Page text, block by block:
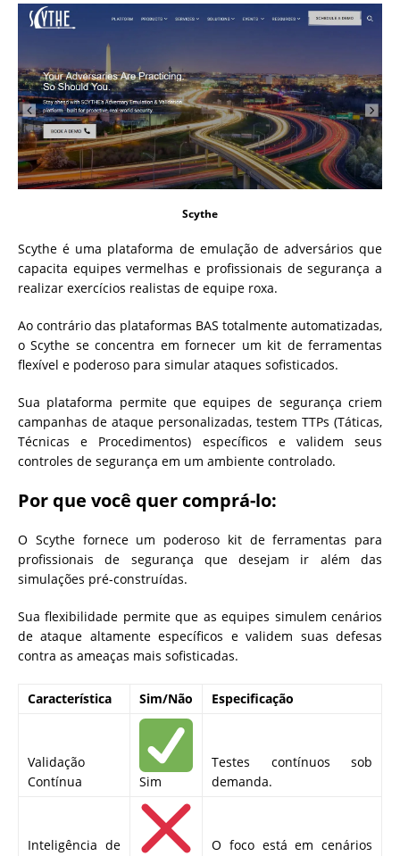
Scythe
Scythe é uma plataforma de emulação de adversários que
capacita equipes vermelhas e profissionais de segurança a
realizar exercícios realistas de equipe roxa.
Ao contrário das plataformas BAS totalmente automatizadas,
o Scythe se concentra em fornecer um kit de ferramentas
flexível e poderoso para simular ataques sofisticados.
Sua plataforma permite que equipes de segurança criem
campanhas de ataque personalizadas, testem TTPs (Táticas,
Técnicas e Procedimentos) específicos e validem seus
controles de segurança em um ambiente controlado.
Por que você quer comprá-lo:
O Scythe fornece um poderoso kit de ferramentas para
profissionais de segurança que desejam ir além das
simulações pré-construídas.
Sua flexibilidade permite que as equipes simulem cenários
de ataque altamente específicos e validem suas defesas
contra as ameaças mais sofisticadas.
Característica Sim/Não Especificação
Validação
Contínua
Sim
Testes contínuos sob
demanda.
Inteligência de O foco está em cenários